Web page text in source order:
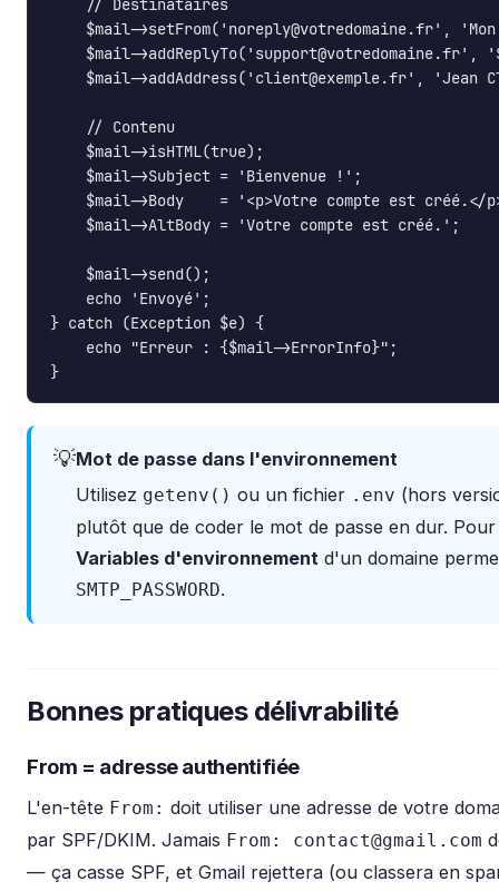
    // Destinataires
$mail->setFrom('noreply@votredomaine.fr',
$mail->addReplyTo('support@votredomaine.fr',
$mail->addAddress('client@exemple.fr', 'Jean
    // Contenu
    $mail->isHTML(true);
    $mail->Subject = 'Bienvenue !';
$mail->Body    = '<p>Votre compte est créé.</
    $mail->AltBody = 'Votre compte est créé.';
    $mail->send();
    echo 'Envoyé';
} catch (Exception $e) {
    echo "Erreur : {$mail->ErrorInfo}";
}
💡Mot de passe dans l'environnement
Utilisez getenv() ou un fichier .env (hors
plutôt que de coder le mot de passe en dur.
Variables d'environnement d'un domaine
SMTP_PASSWORD.
Bonnes pratiques délivrabilité
From = adresse authentifiée
L'en-tête From: doit utiliser une adresse de votre
par SPF/DKIM. Jamais From: contact@gmail.com
— ça casse SPF, et Gmail rejettera (ou classera en